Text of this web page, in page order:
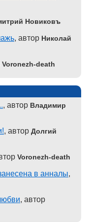
Новиковъ
, автор Николай
Voronezh-death
, автор Владимир
, автор Долгий
Voronezh-death
в анналы,
, автор